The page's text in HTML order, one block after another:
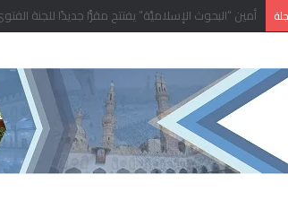
رئيس جامعة الأزهر يتفقد التصفيات النهائية للمشروع